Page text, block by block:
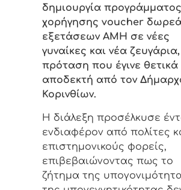
δημιουργία προγράμματος
χορήγησης voucher
εξετάσεων AMH σε νέες
γυναίκες και νέα
πρόταση που έγινε θετικά
αποδεκτή από τον
Κορινθίων.
Η διάλεξη προσέλκυσε
ενδιαφέρον από πολίτες
επιστημονικούς φορείς,
επιβεβαιώνοντας πως το
ζήτημα της